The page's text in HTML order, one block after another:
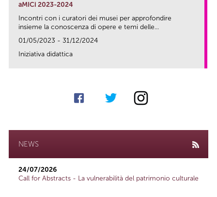
aMICi 2023-2024
Incontri con i curatori dei musei per approfondire
insieme la conoscenza di opere e temi delle...
01/05/2023 - 31/12/2024
Iniziativa didattica
NEWS
24/07/2026
Call for Abstracts - La vulnerabilità del patrimonio culturale